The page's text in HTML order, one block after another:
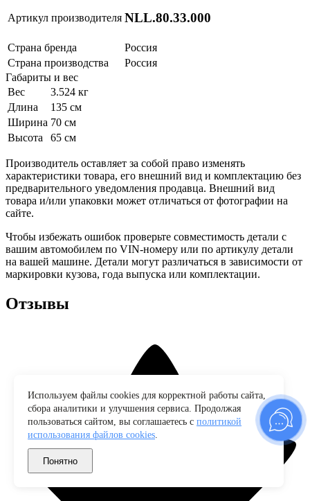
Артикул производителя NLL.80.33.000
Страна бренда
Россия
Страна производства
Россия
Габариты и вес
Вес
3.524 кг
Длина
135 см
Ширина 70 см
Высота
65 см
Производитель оставляет за собой право изменять
характеристики товара, его внешний вид и комплектацию без
предварительного уведомления продавца. Внешний вид
товара и/или упаковки может отличаться от фотографии на
сайте.
Чтобы избежать ошибок проверьте совместимость детали с
вашим автомобилем по VIN-номеру или по артикулу детали
на вашей машине. Детали могут различаться в зависимости от
маркировки кузова, года выпуска или комплектации.
Отзывы
Используем файлы cookies для корректной работы сайта,
сбора аналитики и улучшения сервиса. Продолжая
пользоваться сайтом, вы соглашаетесь с политикой
использования файлов cookies.
Понятно